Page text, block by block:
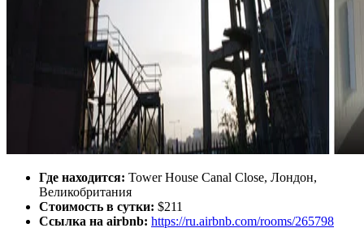
Где находится: Tower House Canal Close, Лондон,
Великобритания
Стоимость в сутки: $211
Ссылка на airbnb: https://ru.airbnb.com/rooms/265798